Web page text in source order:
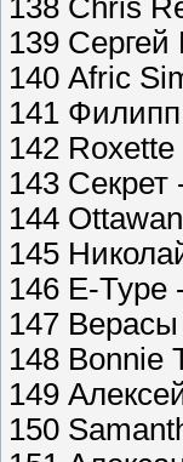
138 Chris
139
140 Afric
141 Филипп
142
143 Секрет
144
145
146 E-Type
147
148 Bonnie
149
150